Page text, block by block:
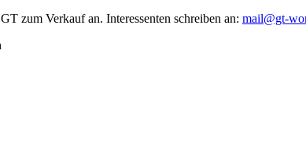
zum Verkauf an. Interessenten schreiben an: mail@gt-